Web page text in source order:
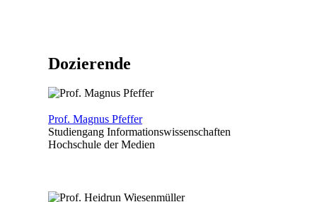
Dozierende
Prof. Magnus Pfeffer
Studiengang Informationswissenschaften
Hochschule der Medien